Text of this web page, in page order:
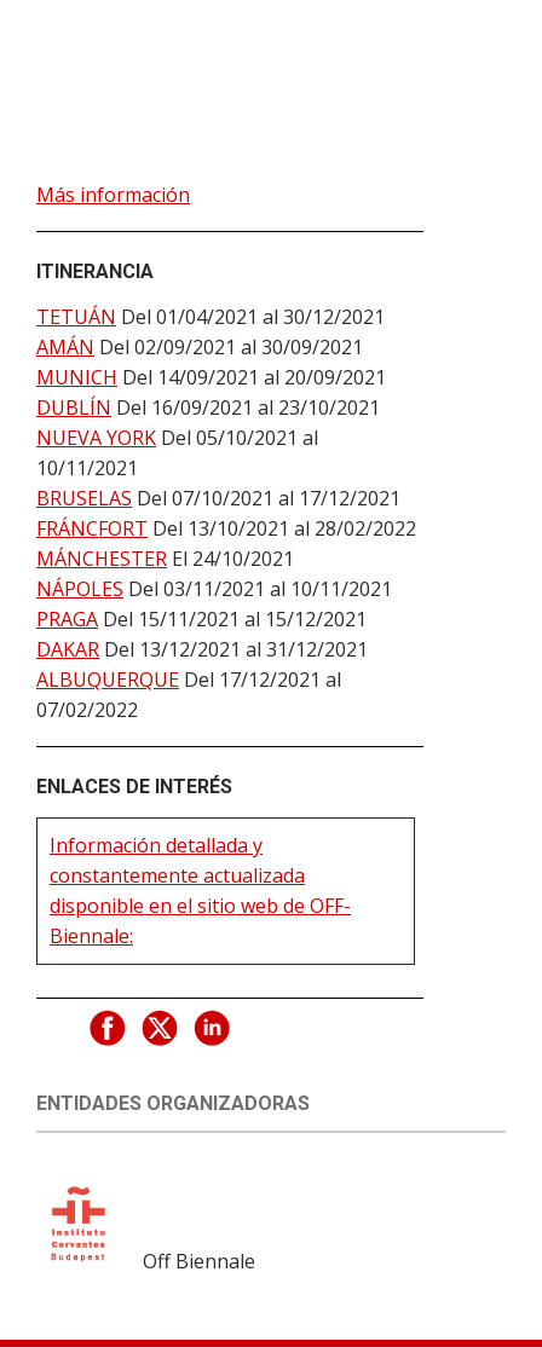
Más información
ITINERANCIA
TETUÁN Del 01/04/2021 al 30/12/2021
AMÁN Del 02/09/2021 al 30/09/2021
MUNICH Del 14/09/2021 al 20/09/2021
DUBLÍN Del 16/09/2021 al 23/10/2021
NUEVA YORK Del 05/10/2021 al
10/11/2021
BRUSELAS Del 07/10/2021 al 17/12/2021
FRÁNCFORT Del 13/10/2021 al 28/02/2022
MÁNCHESTER El 24/10/2021
NÁPOLES Del 03/11/2021 al 10/11/2021
PRAGA Del 15/11/2021 al 15/12/2021
DAKAR Del 13/12/2021 al 31/12/2021
ALBUQUERQUE Del 17/12/2021 al
07/02/2022
ENLACES DE INTERÉS
Información detallada y
constantemente actualizada
disponible en el sitio web de OFF-
Biennale:
ENTIDADES ORGANIZADORAS
Off Biennale